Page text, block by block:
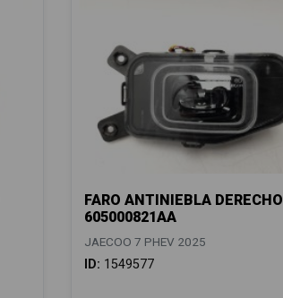
FARO ANTINIEBLA DERECHO
605000821AA
JAECOO 7 PHEV 2025
ID: 1549577